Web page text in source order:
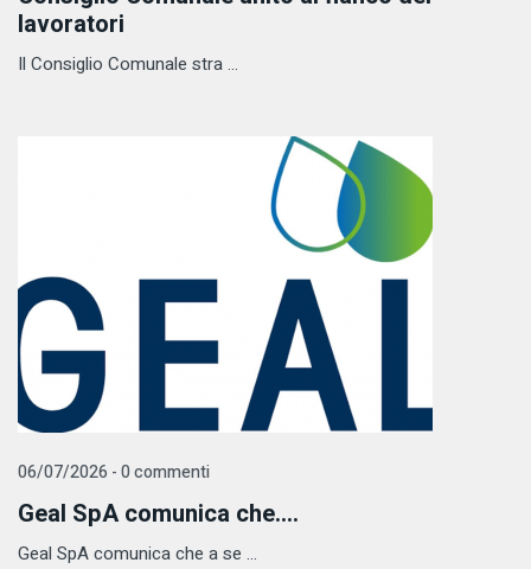
lavoratori
Il Consiglio Comunale stra ...
06/07/2026 - 0 commenti
Geal SpA comunica che....
Geal SpA comunica che a se ...